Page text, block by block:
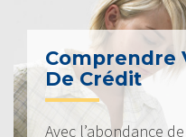
Comprendre
De Crédit
Avec l’abondance